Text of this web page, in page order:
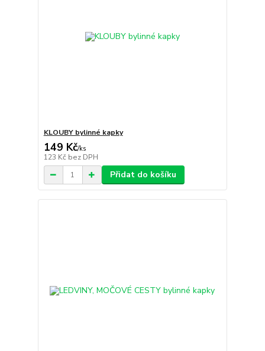
KLOUBY bylinné kapky
149 Kč/ks
123 Kč bez DPH
Přidat do košíku